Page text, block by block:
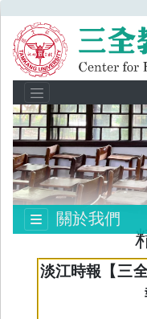
關於我們
淡江時報 【三